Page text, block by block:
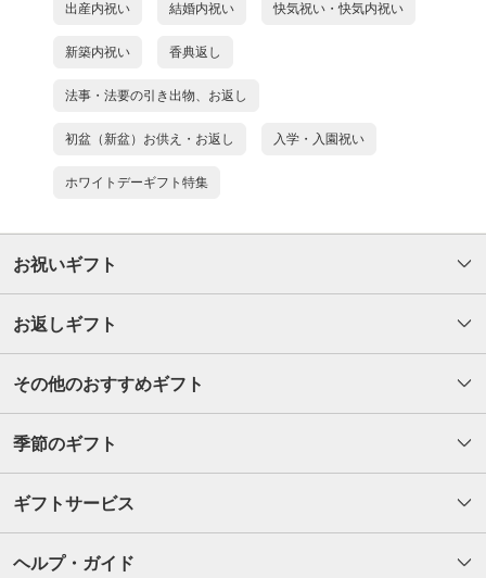
出産内祝い 結婚内祝い 快気祝い・快気内祝い
新築内祝い 香典返し
法事・法要の引き出物、お返し
初盆（新盆）お供え・お返し 入学・入園祝い
ホワイトデーギフト特集
お祝いギフト
お返しギフト
その他のおすすめギフト
季節のギフト
ギフトサービス
ヘルプ・ガイド